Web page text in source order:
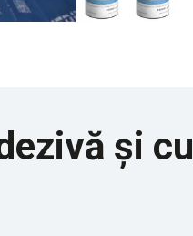
și cu